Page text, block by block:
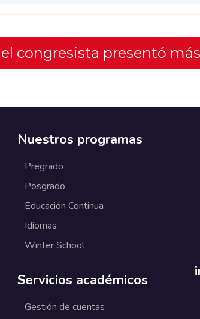
congresista presentó
Nuestros programas
Pregrado
Posgrado
Educación Continua
Idiomas
Winter School
Servicios académicos
Gestión de cuentas